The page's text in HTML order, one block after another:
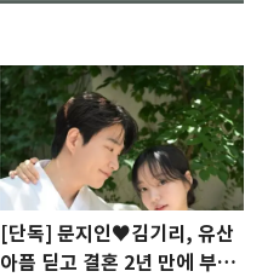
[단독] 문지인♥김기리, 유산
아픔 딛고 결혼 2년 만에 부모